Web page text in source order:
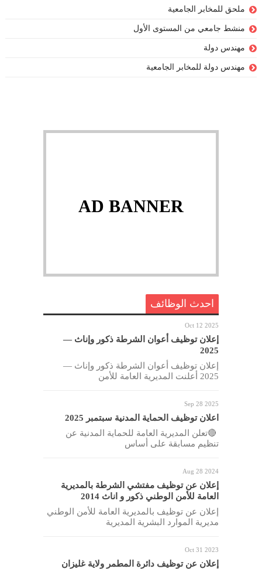
ملحق للمخابر الجامعية
منشط جامعي من المستوى الأول
مهندس دولة
مهندس دولة للمخابر الجامعية
AD BANNER
احدث الوظائف
Oct 12 2025
إعلان توظيف أعوان الشرطة ذكور وإناث —
2025
إعلان توظيف أعوان الشرطة ذكور وإناث —
2025 أعلنت المديرية العامة للأمن
Sep 28 2025
اعلان توظيف الحماية المدنية سبتمبر 2025
🔴تعلن المديرية العامة للحماية المدنية عن
تنظيم مسابقة على أساس
Aug 28 2024
إعلان عن توظيف مفتشي الشرطة بالمديرية
العامة للأمن الوطني ذكور و اناث 2014
إعلان عن توظيف بالمديرية العامة للأمن الوطني
مديرية الموارد البشرية المديرية
Oct 31 2023
إعلان عن توظيف دائرة المطمر ولاية غليزان